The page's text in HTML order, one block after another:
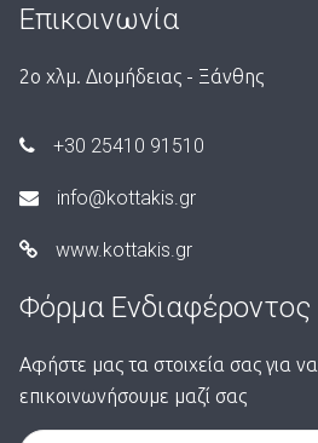
Επικοινωνία
2ο χλμ. Διομήδειας - Ξάνθης
+30 25410 91510
info@kottakis.gr
www.kottakis.gr
Φόρμα Ενδιαφέροντος
Αφήστε μας τα στοιχεία σας για να
επικοινωνήσουμε μαζί σας